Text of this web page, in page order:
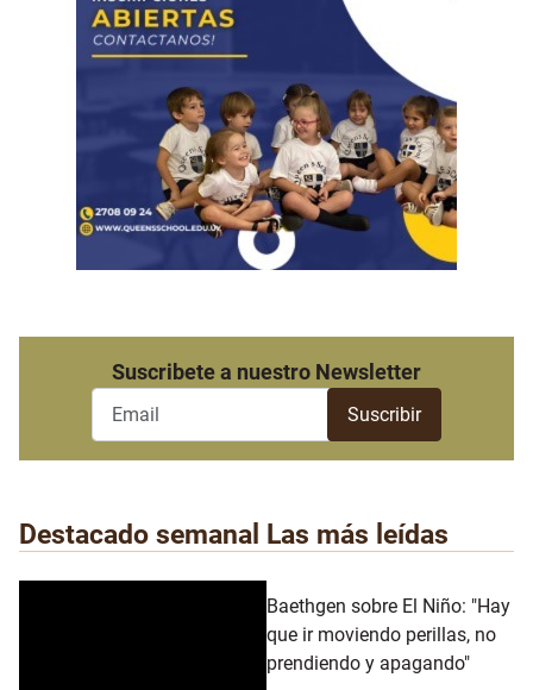
Suscribete a nuestro Newsletter
Destacado semanal Las más leídas
Baethgen sobre El Niño: "Hay
que ir moviendo perillas, no
prendiendo y apagando"